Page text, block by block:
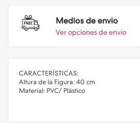
Medios de envio
Ver opciones de envio
CARACTERÍSTICAS:
Altura de la Figura: 40 cm
Material: PVC/ Plástico